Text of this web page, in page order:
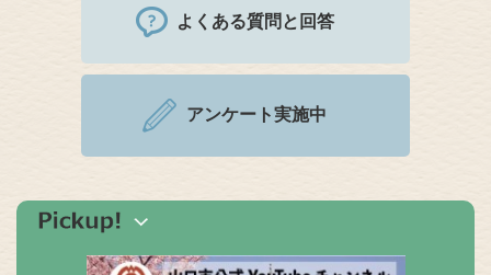
よくある質問と回答
アンケート実施中